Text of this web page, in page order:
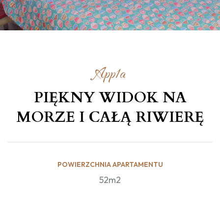
App1a
PIĘKNY WIDOK NA
MORZE I CAŁĄ RIWIERĘ
POWIERZCHNIA APARTAMENTU
52m2